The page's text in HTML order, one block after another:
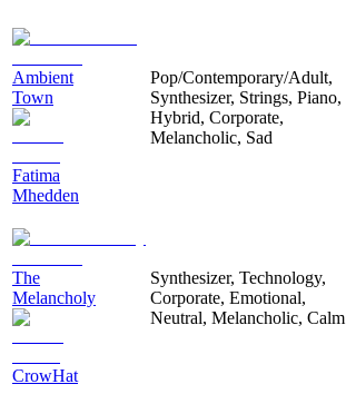
Ambient
Town
Fatima
Mhedden
Pop/Contemporary/Adult,
Synthesizer, Strings, Piano,
Hybrid, Corporate,
Melancholic, Sad
The
Melancholy
CrowHat
Synthesizer, Technology,
Corporate, Emotional,
Neutral, Melancholic, Calm